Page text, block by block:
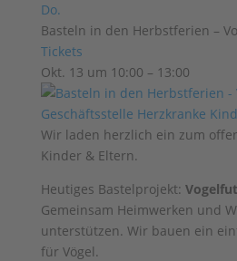
Do.
Basteln in den Herbstferien –
Tickets
Okt. 13 um 10:00 – 13:00
Wir laden herzlich ein zum
Kinder & Eltern.
Heutiges Bastelprojekt:
Gemeinsam Heimwerken und
unterstützen. Wir bauen ein
für Vögel.